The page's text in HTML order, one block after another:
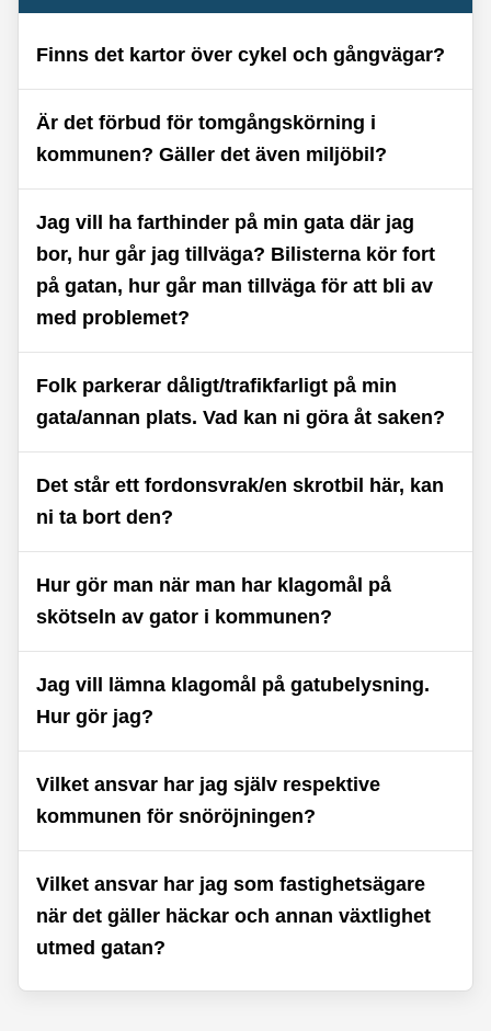
Finns det kartor över cykel­ och gångvägar?
Är det förbud för tomgångskörning i
kommunen? Gäller det även miljöbil?
Jag vill ha farthinder på min gata där jag
bor, hur går jag tillväga? Bilisterna kör fort
på gatan, hur går man tillväga för att bli av
med problemet?
Folk parkerar dåligt/trafikfarligt på min
gata/annan plats. Vad kan ni göra åt saken?
Det står ett fordonsvrak/en skrotbil här, kan
ni ta bort den?
Hur gör man när man har klagomål på
skötseln av gator i kommunen?
Jag vill lämna klagomål på gatubelysning.
Hur gör jag?
Vilket ansvar har jag själv respektive
kommunen för snöröjningen?
Vilket ansvar har jag som fastighetsägare
när det gäller häckar och annan växtlighet
utmed gatan?